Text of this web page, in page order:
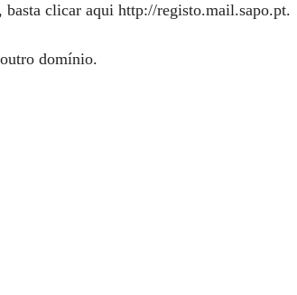
clicar aqui http://registo.mail.sapo.pt.
domínio.